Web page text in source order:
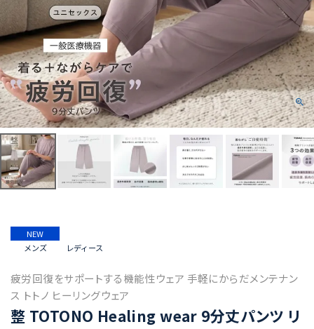
NEW
メンズ
レディース
疲労回復をサポートする機能性ウェア 手軽にからだメンテナン
ス トトノ ヒーリングウェア
整 TOTONO Healing wear 9分丈パンツ リ